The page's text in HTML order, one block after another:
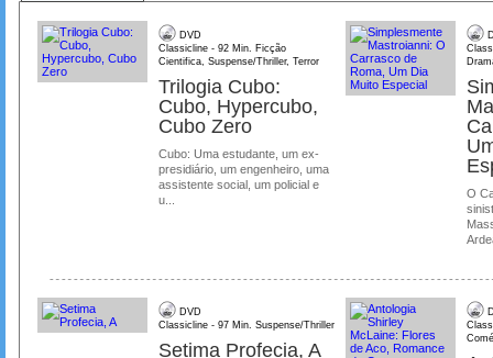
DVD
Classicline - 92 Min. Ficção
Cientifica, Suspense/Thriller, Terror
Trilogia Cubo:
Cubo, Hypercubo,
Cubo Zero
Cubo: Uma estudante, um ex-
presidiário, um engenheiro, uma
assistente social, um policial e
u...
O
DVD
Classicline - 97 Min. Suspense/Thriller
Setima Profecia, A